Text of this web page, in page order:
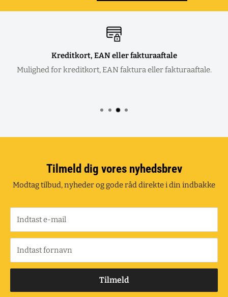
Kreditkort, EAN eller fakturaaftale
Mulighed for kreditkort, EAN faktura eller fakturaaftale.
Tilmeld dig vores nyhedsbrev
Modtag tilbud, nyheder og gode råd direkte i din indbakke
Indtast e-mail
Indtast fornavn
Tilmeld